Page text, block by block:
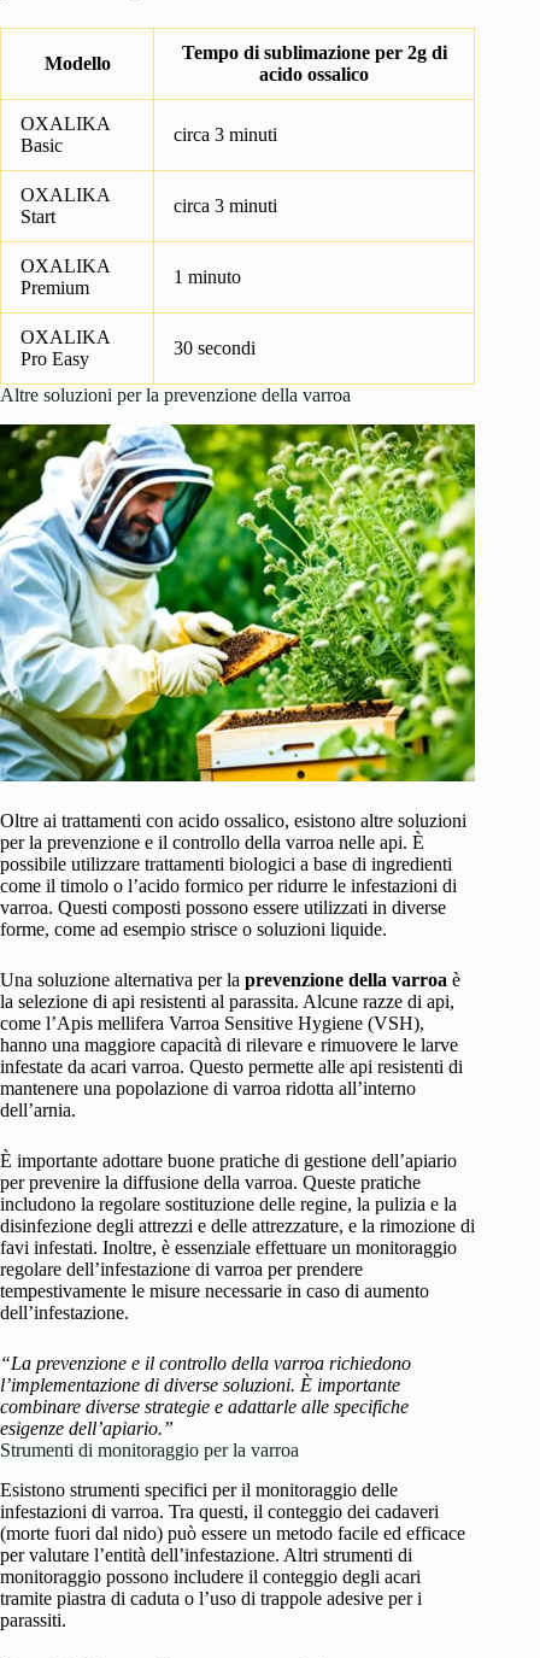
Modello
Tempo di sublimazione per 2g di
acido ossalico
OXALIKA
Basic
circa 3 minuti
OXALIKA
Start
circa 3 minuti
OXALIKA
Premium
1 minuto
OXALIKA
Pro Easy
30 secondi
Altre soluzioni per la prevenzione della varroa
Oltre ai trattamenti con acido ossalico, esistono altre soluzioni
per la prevenzione e il controllo della varroa nelle api. È
possibile utilizzare trattamenti biologici a base di ingredienti
come il timolo o l’acido formico per ridurre le infestazioni di
varroa. Questi composti possono essere utilizzati in diverse
forme, come ad esempio strisce o soluzioni liquide.
Una soluzione alternativa per la prevenzione della varroa è
la selezione di api resistenti al parassita. Alcune razze di api,
come l’Apis mellifera Varroa Sensitive Hygiene (VSH),
hanno una maggiore capacità di rilevare e rimuovere le larve
infestate da acari varroa. Questo permette alle api resistenti di
mantenere una popolazione di varroa ridotta all’interno
dell’arnia.
È importante adottare buone pratiche di gestione dell’apiario
per prevenire la diffusione della varroa. Queste pratiche
includono la regolare sostituzione delle regine, la pulizia e la
disinfezione degli attrezzi e delle attrezzature, e la rimozione di
favi infestati. Inoltre, è essenziale effettuare un monitoraggio
regolare dell’infestazione di varroa per prendere
tempestivamente le misure necessarie in caso di aumento
dell’infestazione.
“La prevenzione e il controllo della varroa richiedono
l’implementazione di diverse soluzioni. È importante
combinare diverse strategie e adattarle alle specifiche
esigenze dell’apiario.”
Strumenti di monitoraggio per la varroa
Esistono strumenti specifici per il monitoraggio delle
infestazioni di varroa. Tra questi, il conteggio dei cadaveri
(morte fuori dal nido) può essere un metodo facile ed efficace
per valutare l’entità dell’infestazione. Altri strumenti di
monitoraggio possono includere il conteggio degli acari
tramite piastra di caduta o l’uso di trappole adesive per i
parassiti.